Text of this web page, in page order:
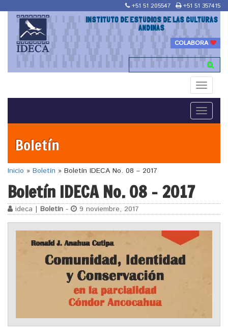
+51 51 205547 +51 51 357415
INSTITUTO DE ESTUDIOS DE LAS CULTURAS
ANDINAS
COLABORA
Toggle
Toggle
Boletín
Inicio » Boletín » Boletín IDECA No. 08 – 2017
Boletín IDECA No. 08 – 2017
ideca | Boletín - 9 noviembre, 2017